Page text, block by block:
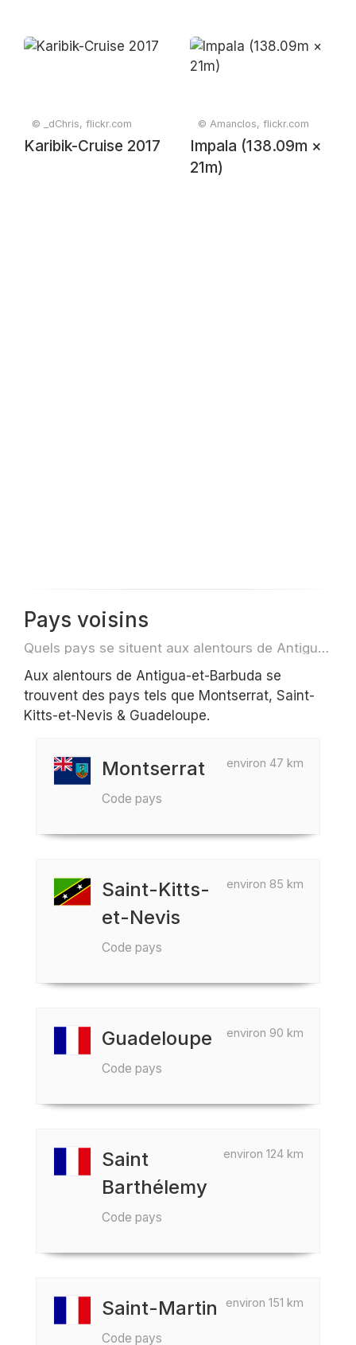
© _dChris, flickr.com
Karibik-Cruise 2017
© Amanclos, flickr.com
Impala (138.09m ×
21m)
Pays voisins
Quels pays se situent aux alentours de Antigua-et-Barbuda par exemple pour des voyage ou des vols
Aux alentours de Antigua-et-Barbuda se
trouvent des pays tels que Montserrat, Saint-
Kitts-et-Nevis & Guadeloupe.
environ 47 km
Montserrat
Code pays
environ 85 km
Saint-Kitts-
et-Nevis
Code pays
environ 90 km
Guadeloupe
Code pays
environ 124 km
Saint
Barthélemy
Code pays
environ 151 km
Saint-Martin
Code pays